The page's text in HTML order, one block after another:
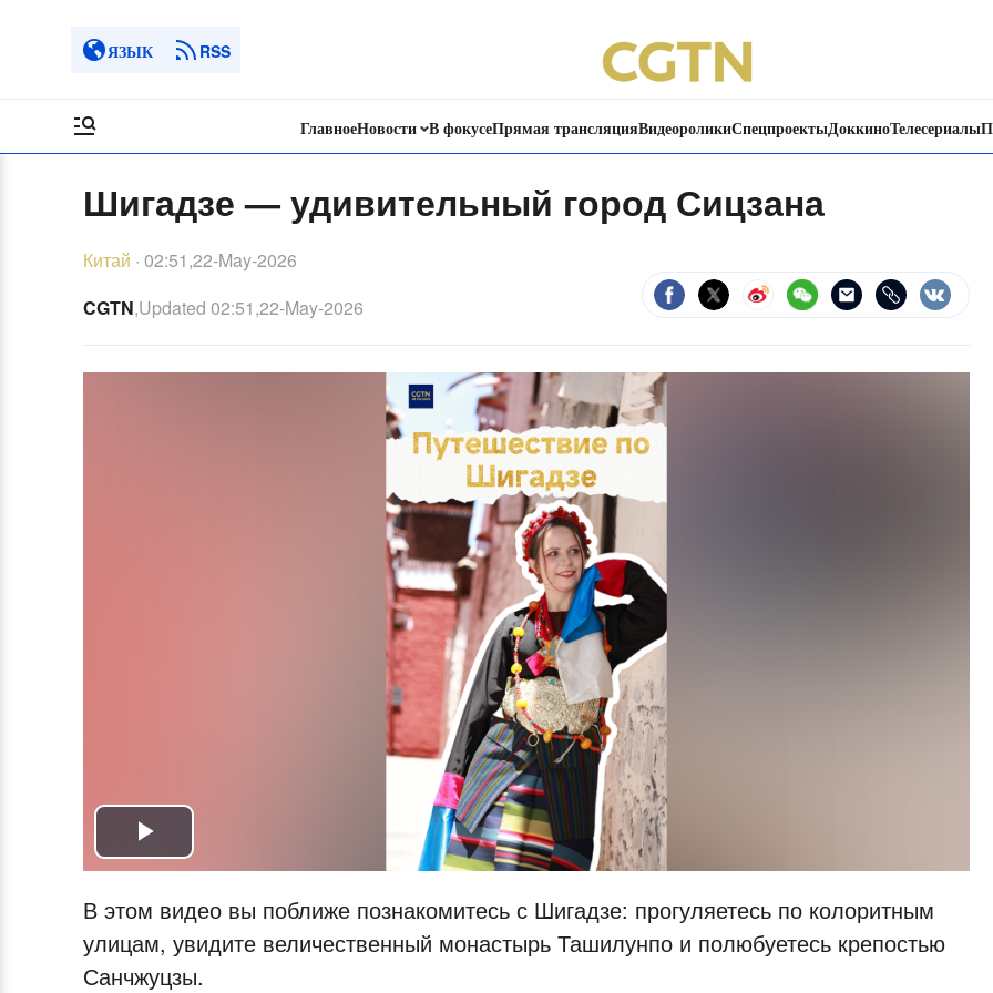
ЯЗЫК RSS
ГлавноеНовости В фокусеПрямая трансляцияВидеороликиСпецпроектыДоккиноТелесериалы
Шигадзе — удивительный город Сицзана
Китай · 02:51,22-May-2026
CGTN,Updated 02:51,22-May-2026
Play
Video
В этом видео вы поближе познакомитесь с Шигадзе: прогуляетесь по колоритным
улицам, увидите величественный монастырь Ташилунпо и полюбуетесь крепостью
Санчжуцзы.